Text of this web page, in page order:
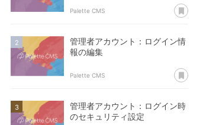
Palette CMS あ
管理者アカウント：ログイン情
報の編集
Palette CMS あ
管理者アカウント：ログイン時
のセキュリティ設定